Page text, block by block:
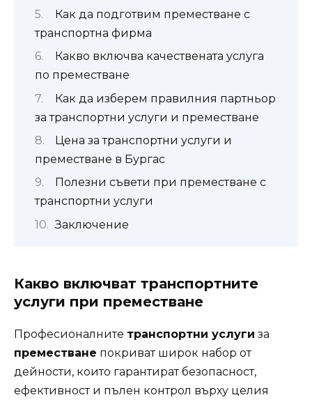
Как да подготвим преместване с
транспортна фирма
Какво включва качествената услуга
по преместване
Как да изберем правилния партньор
за транспортни услуги и преместване
Цена за транспортни услуги и
преместване в Бургас
Полезни съвети при преместване с
транспортни услуги
Заключение
Какво включват транспортните
услуги при преместване
Професионалните транспортни услуги за
преместване покриват широк набор от
дейности, които гарантират безопасност,
ефективност и пълен контрол върху целия